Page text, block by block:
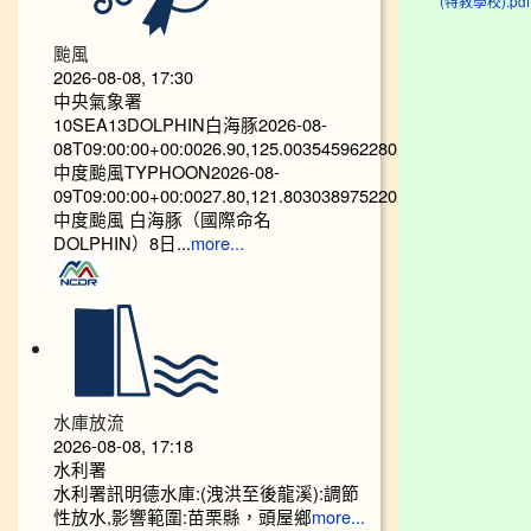
颱風
2026-08-08, 17:30
中央氣象署
10SEA13DOLPHIN白海豚2026-08-
08T09:00:00+00:0026.90,125.003545962280
中度颱風TYPHOON2026-08-
09T09:00:00+00:0027.80,121.803038975220
中度颱風 白海豚（國際命名
DOLPHIN）8日...more...
水庫放流
2026-08-08, 17:18
水利署
水利署訊明德水庫:(洩洪至後龍溪):調節
性放水,影響範圍:苗栗縣，頭屋鄉more...